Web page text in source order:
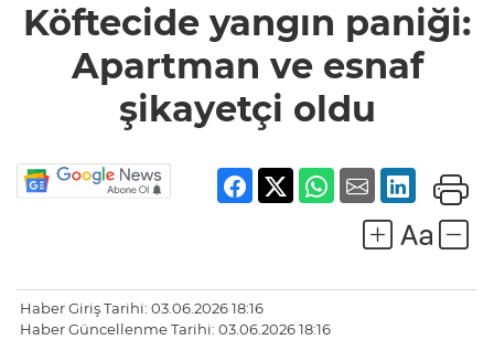
Apartman
ve esnaf
şikayetçi
oldu
Köftecide yangın paniği:
Apartman ve esnaf
şikayetçi oldu
Haber Giriş Tarihi: 03.06.2026 18:16
Haber Güncellenme Tarihi: 03.06.2026 18:16